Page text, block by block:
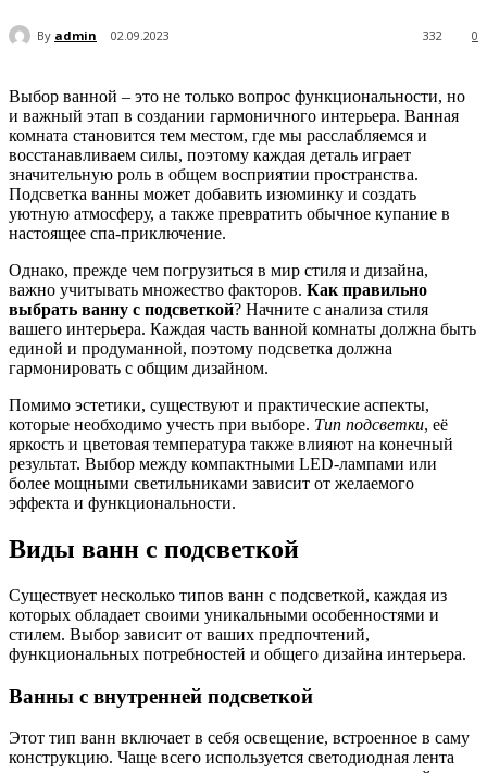
By admin 02.09.2023 0
332
Выбор ванной – это не только вопрос функциональности, но
и важный этап в создании гармоничного интерьера. Ванная
комната становится тем местом, где мы расслабляемся и
восстанавливаем силы, поэтому каждая деталь играет
значительную роль в общем восприятии пространства.
Подсветка ванны может добавить изюминку и создать
уютную атмосферу, а также превратить обычное купание в
настоящее спа-приключение.
Однако, прежде чем погрузиться в мир стиля и дизайна,
важно учитывать множество факторов. Как правильно
выбрать ванну с подсветкой? Начните с анализа стиля
вашего интерьера. Каждая часть ванной комнаты должна быть
единой и продуманной, поэтому подсветка должна
гармонировать с общим дизайном.
Помимо эстетики, существуют и практические аспекты,
которые необходимо учесть при выборе. Тип подсветки, её
яркость и цветовая температура также влияют на конечный
результат. Выбор между компактными LED-лампами или
более мощными светильниками зависит от желаемого
эффекта и функциональности.
Виды ванн с подсветкой
Существует несколько типов ванн с подсветкой, каждая из
которых обладает своими уникальными особенностями и
стилем. Выбор зависит от ваших предпочтений,
функциональных потребностей и общего дизайна интерьера.
Ванны с внутренней подсветкой
Этот тип ванн включает в себя освещение, встроенное в саму
конструкцию. Чаще всего используется светодиодная лента